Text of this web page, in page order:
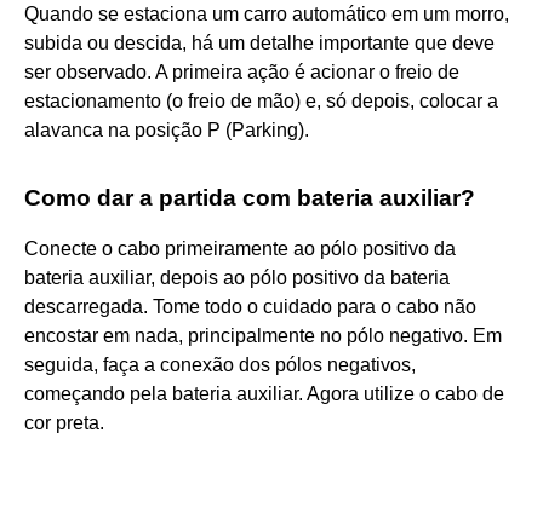
Quando se estaciona um carro automático em um morro,
subida ou descida, há um detalhe importante que deve
ser observado. A primeira ação é acionar o freio de
estacionamento (o freio de mão) e, só depois, colocar a
alavanca na posição P (Parking).
Como dar a partida com bateria auxiliar?
Conecte o cabo primeiramente ao pólo positivo da
bateria auxiliar, depois ao pólo positivo da bateria
descarregada. Tome todo o cuidado para o cabo não
encostar em nada, principalmente no pólo negativo. Em
seguida, faça a conexão dos pólos negativos,
começando pela bateria auxiliar. Agora utilize o cabo de
cor preta.